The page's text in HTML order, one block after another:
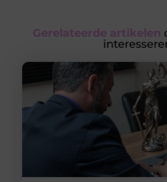
Gerelateerde artikelen